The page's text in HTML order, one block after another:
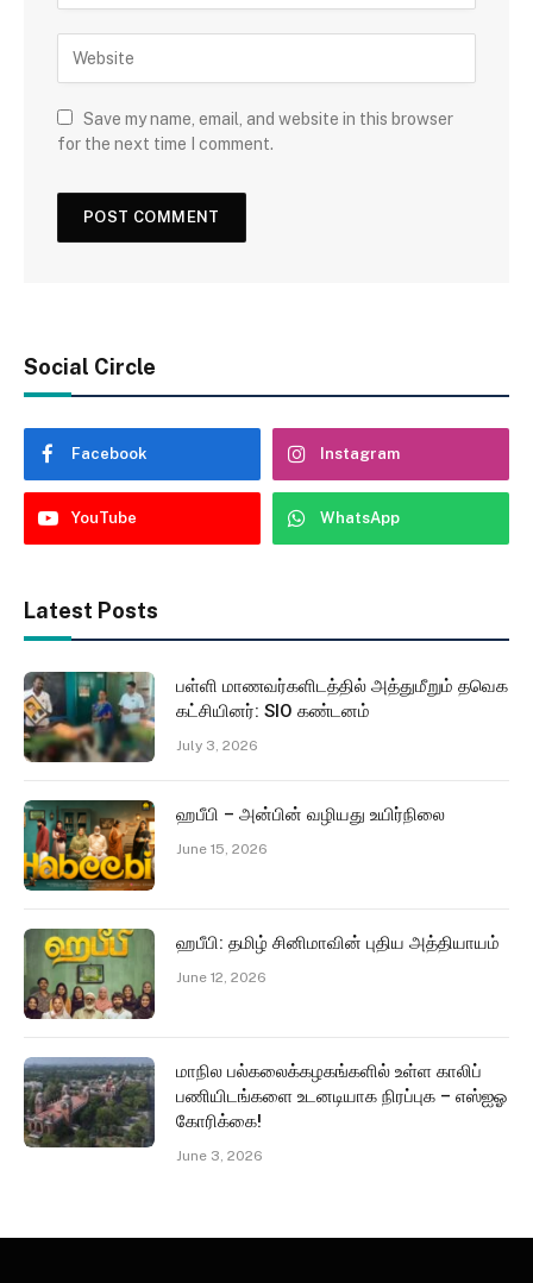
Save my name, email, and website in this browser
for the next time I comment.
Social Circle
Facebook Instagram
YouTube WhatsApp
Latest Posts
பள்ளி மாணவர்களிடத்தில் அத்துமீறும் தவெக
கட்சியினர்: SIO கண்டனம்
July 3, 2026
ஹபீபி – அன்பின் வழியது உயிர்நிலை
June 15, 2026
ஹபீபி: தமிழ் சினிமாவின் புதிய அத்தியாயம்
June 12, 2026
மாநில பல்கலைக்கழகங்களில் உள்ள காலிப்
பணியிடங்களை உடனடியாக நிரப்புக – எஸ்ஐஓ
கோரிக்கை!
June 3, 2026